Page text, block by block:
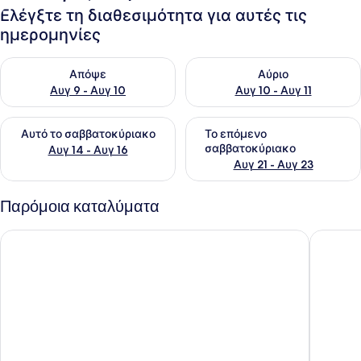
Ελέγξτε τη διαθεσιμότητα για αυτές τις
ημερομηνίες
Απόψε
Αυγ 9 - Αυγ 10
Έλεγχος διαθεσιμότητας για απόψε Αυγ 9 - Αυγ 10
Αύριο
Αυγ 10 - Αυγ 11
Έλεγχος διαθεσιμότητας
Αυτό το σαββατοκύριακο
Αυγ 14 - Αυγ 16
Έλεγχος διαθεσιμότητας για αυτό το σαββατοκύριακο Αυγ
Το επόμενο
σαββατοκύριακο
Αυγ 21 - Αυγ 23
Έλεγχος διαθεσιμότητας
Παρόμοια καταλύματα
Murphys Hotel The